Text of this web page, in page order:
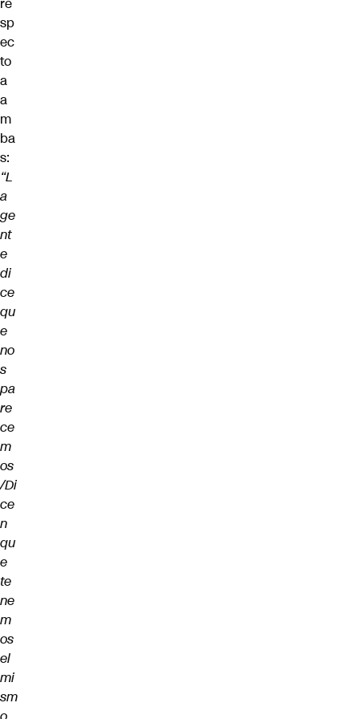
re
sp
ec
to
a
a
m
ba
s:
“L
a
ge
nt
e
di
ce
qu
e
no
s
pa
re
ce
m
os
/Di
ce
n
qu
e
te
ne
m
os
el
mi
sm